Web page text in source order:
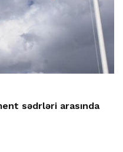
sədrləri arasında